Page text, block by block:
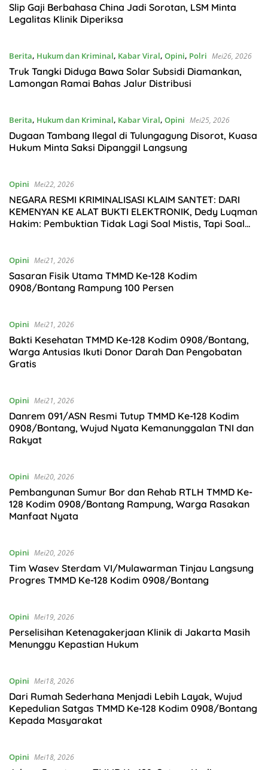
Slip Gaji Berbahasa China Jadi Sorotan, LSM Minta
Legalitas Klinik Diperiksa
Berita, Hukum dan Kriminal, Kabar Viral, Opini, Polri Mei26, 2026
Truk Tangki Diduga Bawa Solar Subsidi Diamankan,
Lamongan Ramai Bahas Jalur Distribusi
Berita, Hukum dan Kriminal, Kabar Viral, Opini Mei25, 2026
Dugaan Tambang Ilegal di Tulungagung Disorot, Kuasa
Hukum Minta Saksi Dipanggil Langsung
Opini Mei22, 2026
NEGARA RESMI KRIMINALISASI KLAIM SANTET: DARI
KEMENYAN KE ALAT BUKTI ELEKTRONIK, Dedy Luqman
Hakim: Pembuktian Tidak Lagi Soal Mistis, Tapi Soal
Opini Mei21, 2026
Sasaran Fisik Utama TMMD Ke-128 Kodim
0908/Bontang Rampung 100 Persen
Opini Mei21, 2026
Bakti Kesehatan TMMD Ke-128 Kodim 0908/Bontang,
Warga Antusias Ikuti Donor Darah Dan Pengobatan
Gratis
Opini Mei21, 2026
Danrem 091/ASN Resmi Tutup TMMD Ke-128 Kodim
0908/Bontang, Wujud Nyata Kemanunggalan TNI dan
Rakyat
Opini Mei20, 2026
Pembangunan Sumur Bor dan Rehab RTLH TMMD Ke-
128 Kodim 0908/Bontang Rampung, Warga Rasakan
Manfaat Nyata
Opini Mei20, 2026
Tim Wasev Sterdam VI/Mulawarman Tinjau Langsung
Progres TMMD Ke-128 Kodim 0908/Bontang
Opini Mei19, 2026
Perselisihan Ketenagakerjaan Klinik di Jakarta Masih
Menunggu Kepastian Hukum
Opini Mei18, 2026
Dari Rumah Sederhana Menjadi Lebih Layak, Wujud
Kepedulian Satgas TMMD Ke-128 Kodim 0908/Bontang
Kepada Masyarakat
Opini Mei18, 2026